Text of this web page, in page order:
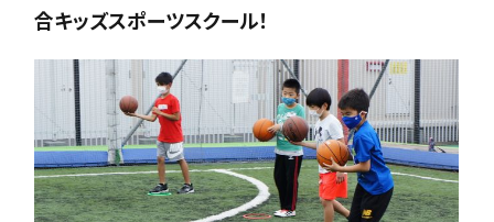
合キッズスポーツスクール！